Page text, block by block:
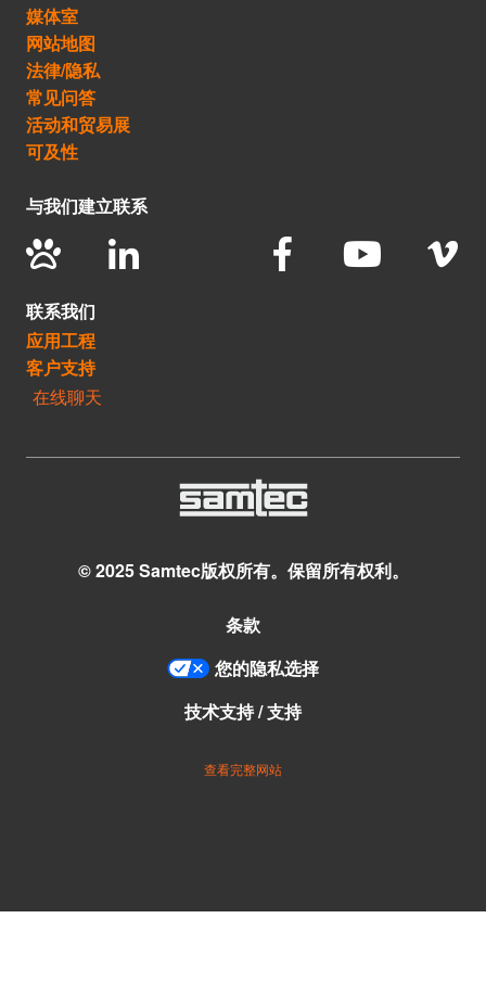
媒体室
网站地图
法律/隐私
常见问答
活动和贸易展
可及性
与我们建立联系
联系我们
应用工程
客户支持
在线聊天
© 2025 Samtec版权所有。保留所有权利。
条款
您的隐私选择
技术支持 / 支持
查看完整网站